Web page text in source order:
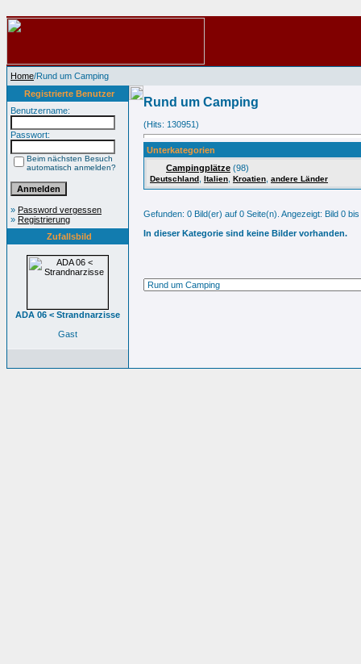
Home/Rund um Camping
Registrierte Benutzer
Benutzername:
Passwort:
Beim nächsten Besuch
automatisch anmelden?
» Password vergessen
» Registrierung
Zufallsbild
ADA 06 < Strandnarzisse
Gast
Rund um Camping
(Hits: 130951)
Unterkategorien
Campingplätze (98)
Deutschland Italien Kroatien andere Länder
Gefunden: 0 Bild(er) auf 0 Seite(n). Angezeigt: Bild 0 bis
In dieser Kategorie sind keine Bilder vorhanden.